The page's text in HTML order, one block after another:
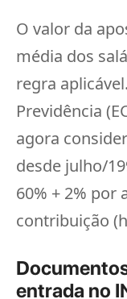
O valor da
média dos
regra
Previdência
agora
desde julho/
60% + 2% por
contribuição
entrada no